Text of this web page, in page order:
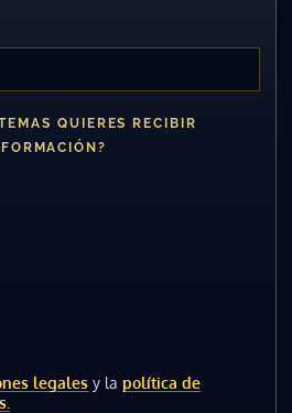
QUIERES RECIBIR
legales y la política de